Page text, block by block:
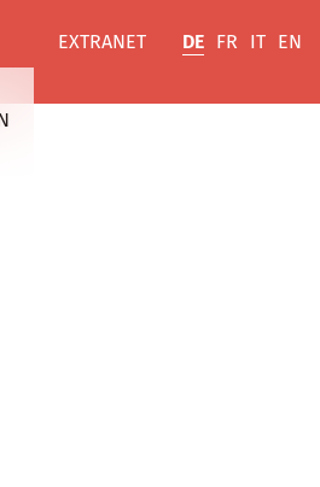
EXTRANET DE FR IT EN